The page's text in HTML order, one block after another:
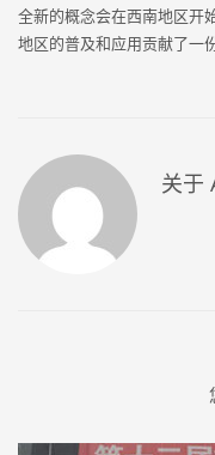
全新的概念会在西南地区开
地区的普及和应用贡献了一
关于